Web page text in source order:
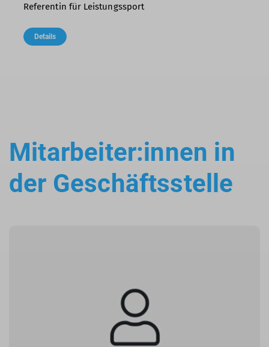
Referentin für Leistungssport
Details
Mitarbeiter:innen in
der Geschäftsstelle